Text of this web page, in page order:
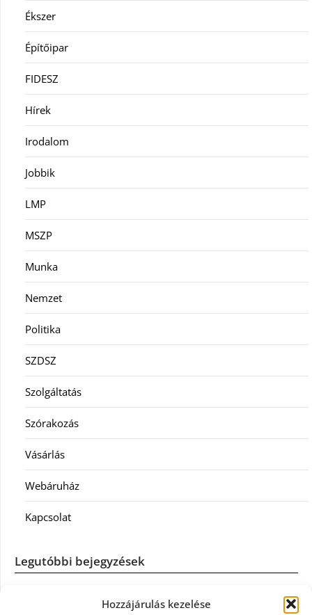
Hozzájárulás kezelése
Ékszer
Építőipar
FIDESZ
Hírek
Irodalom
Jobbik
LMP
MSZP
Munka
Nemzet
Politika
SZDSZ
Szolgáltatás
Szórakozás
Vásárlás
Webáruház
Kapcsolat
Legutóbbi bejegyzések
Casco szélvédőcsere: mikor éri meg a biztosítást igénybe